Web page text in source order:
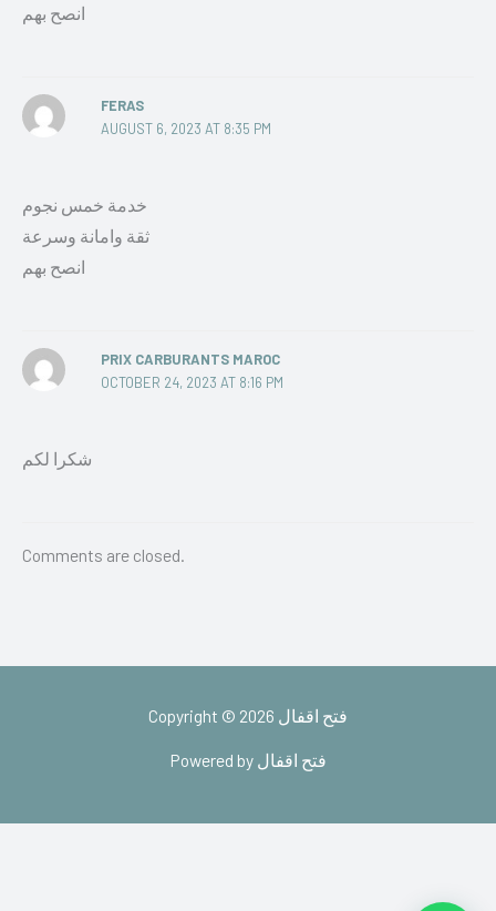
انصح بهم
FERAS
AUGUST 6, 2023 AT 8:35 PM
خدمة خمس نجوم
ثقة وامانة وسرعة
انصح بهم
PRIX CARBURANTS MAROC
OCTOBER 24, 2023 AT 8:16 PM
شكرا لكم
Comments are closed.
Copyright © 2026 فتح اقفال
Powered by فتح اقفال